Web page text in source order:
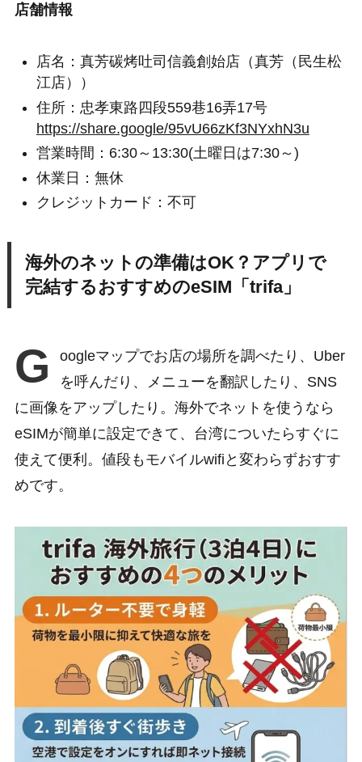
店舗情報
店名：真芳碳烤吐司信義創始店（真芳（民生松
江店））
住所：忠孝東路四段559巷16弄17号
https://share.google/95vU66zKf3NYxhN3u
営業時間：6:30～13:30(土曜日は7:30～)
休業日：無休
クレジットカード：不可
海外のネットの準備はOK？アプリで
完結するおすすめのeSIM「trifa」
G
oogleマップでお店の場所を調べたり、Uber
を呼んだり、メニューを翻訳したり、SNS
に画像をアップしたり。海外でネットを使うなら
eSIMが簡単に設定できて、台湾についたらすぐに
使えて便利。値段もモバイルwifiと変わらずおすす
めです。